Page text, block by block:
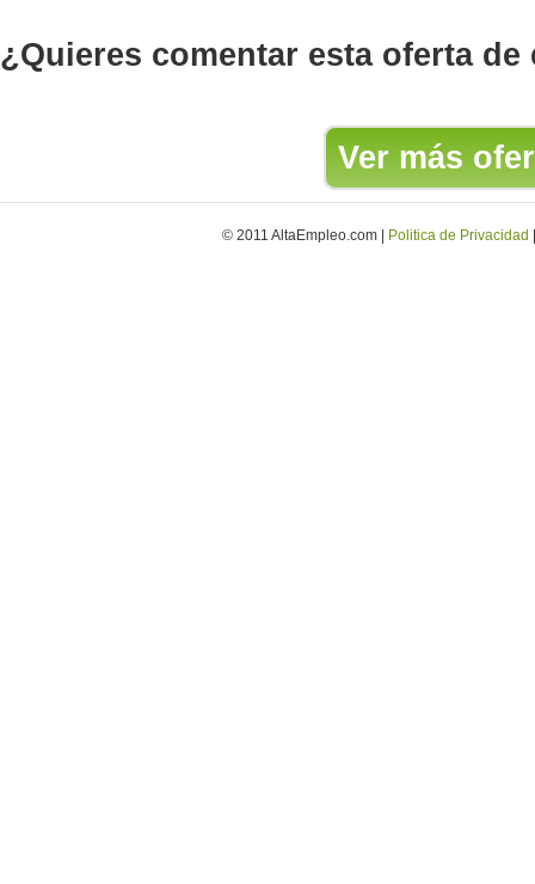
¿Quieres comentar esta oferta de
Ver más
© 2011 AltaEmpleo.com | Politica de Privacidad